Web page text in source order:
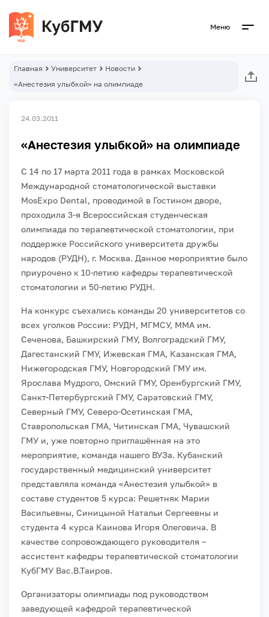
Меню
Главная Университет
Новости
«Анестезия улыбкой» на олимпиаде
24.03.2011
«Анестезия улыбкой» на олимпиаде
С 14 по 17 марта 2011 года в рамках Московской
Международной стоматологической выставки
MosExpo Dental, проводимой в Гостином дворе,
проходила 3-я Всероссийская студенческая
олимпиада по терапевтической стоматологии, при
поддержке Российского университета дружбы
народов (РУДН), г. Москва. Данное мероприятие было
приурочено к 10-летию кафедры терапевтической
стоматологии и 50-летию РУДН.
На конкурс съехались команды 20 университетов со
всех уголков России: РУДН, МГМСУ, ММА им.
Сеченова, Башкирский ГМУ, Волгоградский ГМУ,
Дагестанский ГМУ, Ижевская ГМА, Казанская ГМА,
Нижегородская ГМУ, Новгородский ГМУ им.
Ярослава Мудрого, Омский ГМУ, Оренбургский ГМУ,
Санкт-Петербургский ГМУ, Саратовский ГМУ,
Северный ГМУ, Северо-Осетинская ГМА,
Ставропольская ГМА, Читинская ГМА, Чувашский
ГМУ и, уже повторно приглашённая на это
мероприятие, команда нашего ВУЗа. Кубанский
государственный медицинский университет
представляла команда «Анестезия улыбкой» в
составе студентов 5 курса: Решетняк Марии
Васильевны, Синицыной Натальи Сергеевны и
студента 4 курса Каинова Игоря Олеговича. В
качестве сопровождающего руководителя –
ассистент кафедры терапевтической стоматологии
КубГМУ Вас.В.Таиров.
Организаторы олимпиады под руководством
заведующей кафедрой терапевтической